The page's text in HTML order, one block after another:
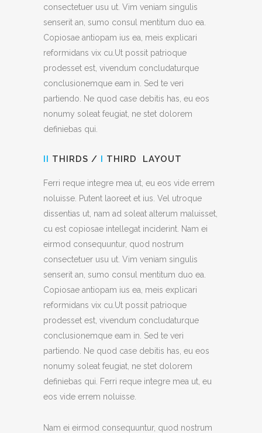
consectetuer usu ut. Vim veniam singulis
senserit an, sumo consul mentitum duo ea.
Copiosae antiopam ius ea, meis explicari
reformidans vix cu.Ut possit patrioque
prodesset est, vivendum concludaturque
conclusionemque eam in. Sed te veri
partiendo. Ne quod case debitis has, eu eos
nonumy soleat feugiat, ne stet dolorem
definiebas qui.
II THIRDS / I THIRD LAYOUT
Ferri reque integre mea ut, eu eos vide errem
noluisse. Putent laoreet et ius. Vel utroque
dissentias ut, nam ad soleat alterum maluisset,
cu est copiosae intellegat inciderint. Nam ei
eirmod consequuntur, quod nostrum
consectetuer usu ut. Vim veniam singulis
senserit an, sumo consul mentitum duo ea.
Copiosae antiopam ius ea, meis explicari
reformidans vix cu.Ut possit patrioque
prodesset est, vivendum concludaturque
conclusionemque eam in. Sed te veri
partiendo. Ne quod case debitis has, eu eos
nonumy soleat feugiat, ne stet dolorem
definiebas qui. Ferri reque integre mea ut, eu
eos vide errem noluisse.
Nam ei eirmod consequuntur, quod nostrum